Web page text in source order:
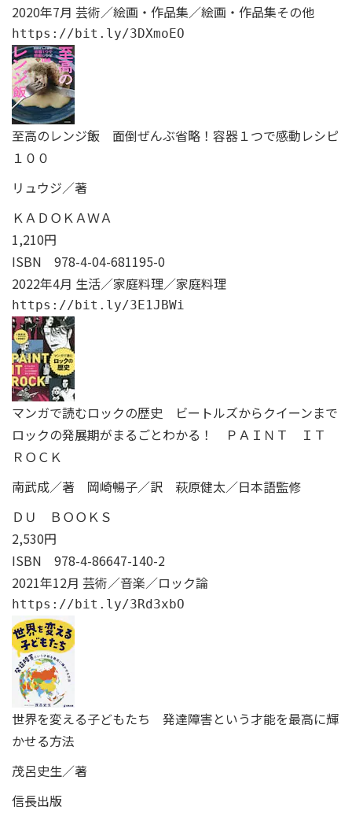
2020年7月 芸術／絵画・作品集／絵画・作品集その他
https://bit.ly/3DXmoEO
至高のレンジ飯 面倒ぜんぶ省略！容器１つで感動レシピ
１００
リュウジ／著
ＫＡＤＯＫＡＷＡ
1,210円
ISBN 978-4-04-681195-0
2022年4月 生活／家庭料理／家庭料理
https://bit.ly/3E1JBWi
マンガで読むロックの歴史 ビートルズからクイーンまで
ロックの発展期がまるごとわかる！ ＰＡＩＮＴ ＩＴ
ＲＯＣＫ
南武成／著 岡崎暢子／訳 萩原健太／日本語監修
ＤＵ ＢＯＯＫＳ
2,530円
ISBN 978-4-86647-140-2
2021年12月 芸術／音楽／ロック論
https://bit.ly/3Rd3xbO
世界を変える子どもたち 発達障害という才能を最高に輝
かせる方法
茂呂史生／著
信長出版